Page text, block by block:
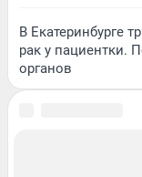
В Екатеринбурге
рак у пациентки.
органов